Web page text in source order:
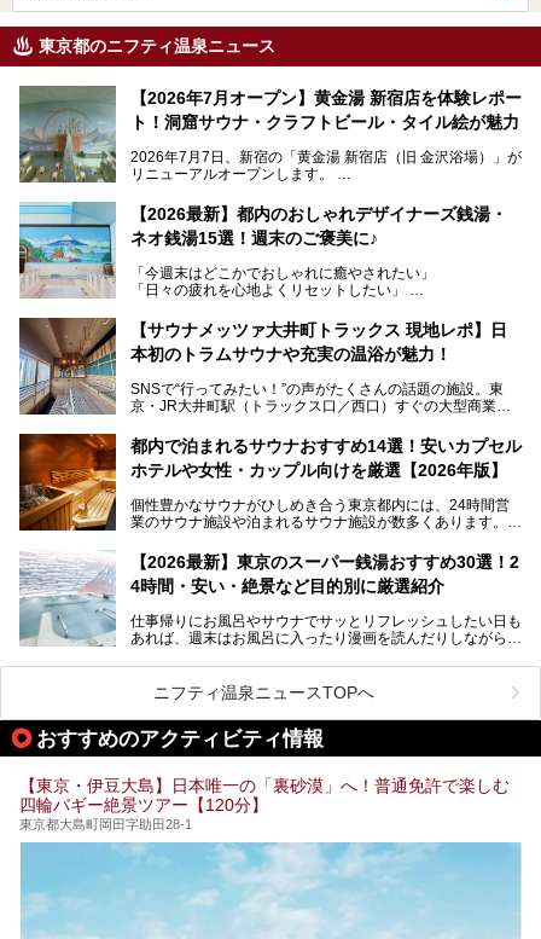
東京都のニフティ温泉ニュース
【2026年7月オープン】黄金湯 新宿店を体験レポー
ト！洞窟サウナ・クラフトビール・タイル絵が魅力
2026年7月7日、新宿の「黄金湯 新宿店（旧 金沢浴場）」が
リニューアルオープンします。
レトロでノスタルジックなタイル絵はそのまま、昔からここ
を知る地元の人にも、新しく足を運んでくれる人にも愛され
る、今の時代の"銭湯"として生まれ変わりました。洞窟のよ
ビアバーなど、新しく登場したスポットも併せて紹介しま
す。充実した設備があるのに、基本の入浴料が銭湯価格の5
【2026最新】都内のおしゃれデザイナーズ銭湯・
ネオ銭湯15選！週末のご褒美に♪
「今週末はどこかでおしゃれに癒やされたい」
「日々の疲れを心地よくリセットしたい」
となっている新しいスタイルの銭湯です。
最近、SNSやメディアで「デザイナーズ銭湯」や「ネオ銭
本記事では、そもそもこれらがどんな銭湯なのか、その気に
いおしゃれな名店15選を、おすすめの順番で一挙にご紹介
します。
【サウナメッツァ大井町トラックス 現地レポ】日
本初のトラムサウナや充実の温浴が魅力！
SNSで“行ってみたい！”の声がたくさんの話題の施設。東
京・JR大井町駅（トラックス口／西口）すぐの大型商業施
ツァ大井町トラックス」がニューオープン。施設の様子をレ
ポ―トします。
都内で泊まれるサウナおすすめ14選！安いカプセル
ホテルや女性・カップル向けを厳選【2026年版】
個性豊かなサウナがひしめき合う東京都内には、24時間営
業のサウナ施設や泊まれるサウナ施設が数多くあります。
を旅の目的とする「サ旅」や自分へのご褒美のための宿泊な
ど、自分の好きなタイミングで好きなだけサ活ができるのが
魅力です。
最近では、男性専用施設だけでなく、カップルや女性に嬉し
い個室サウナも増えてきました。
ら、特におすすめしたい施設14選をご紹介します。
してみてください。
【2026最新】東京のスーパー銭湯おすすめ30選！2
4時間・安い・絶景など目的別に厳選紹介
仕事帰りにお風呂やサウナでサッとリフレッシュしたい日も
あれば、週末はお風呂に入ったり漫画を読んだりしながら一
また、終電を逃してしまい、「このまま朝までゆっくりでき
る場所があれば」と探した経験がある人も多いのではないで
しょうか。
そこで本記事では、東京でおすすめのスーパー銭湯を、目的
24時間営業で宿泊できる施設や、1,000円以下で楽しめる安
い施設、デートや休日レジャーにもぴったりなエンタメ要素
が充実した施設など、利用のシーンに合わせて参考にしてく
ださい。
ニフティ温泉ニュースTOPへ
おすすめのアクティビティ情報
【東京・伊豆大島】日本唯一の「裏砂漠」へ！普通免許で楽しむ
四輪バギー絶景ツアー【120分】
東京都大島町岡田字助田28-1